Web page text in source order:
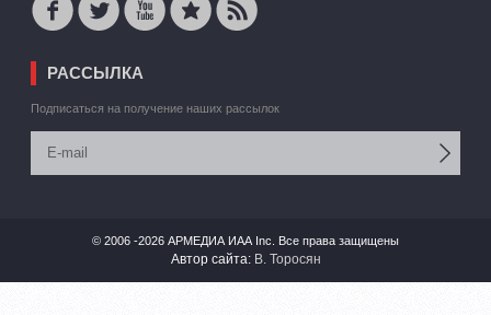
РАССЫЛКА
Подписаться на получение наших рассылок
© 2006 -2026 АРМЕДИА ИАА Inc. Все права защищены
Автор сайта: В. Торосян